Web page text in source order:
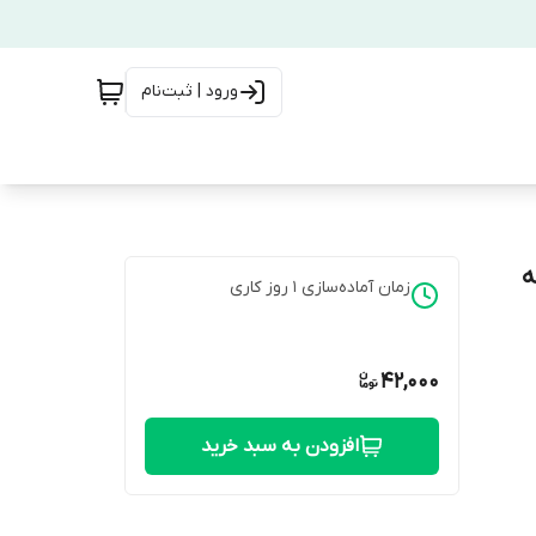
ورود | ثبت‌نام
زمان آماده‌سازی 1 روز کاری
42,000
افزودن به سبد خرید